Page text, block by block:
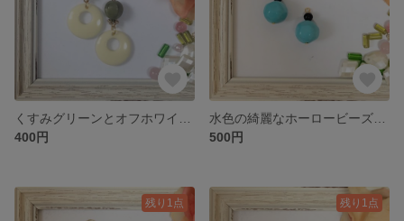
400円
500円
残り1点 残り1点